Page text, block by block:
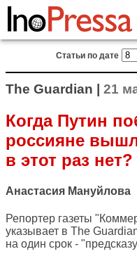
Статьи по дате
The Guardian | 21
Когда Путин
россияне
в этот раз нет?
Анастасия Мануйлова
Репортер газеты
указывает в The
на один срок -